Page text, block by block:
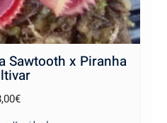
Sawtooth x Piranha
€